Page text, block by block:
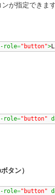
が指定できます
role="button">
role="button"
タン）
role="button"